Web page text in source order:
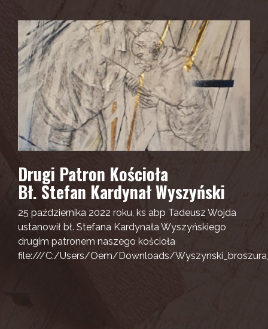
Drugi Patron Kościoła
Bł. Stefan Kardynał Wyszyński
25 października 2022 roku, ks abp Tadeusz Wojda
ustanowił bł. Stefana Kardynała Wyszyńskiego
drugim patronem naszego kościoła
file:///C:/Users/Oem/Downloads/